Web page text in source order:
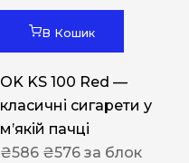
В Кошик
OK KS 100 Red —
класичні сигарети у
м’якій пачці
₴586 ₴576 за блок